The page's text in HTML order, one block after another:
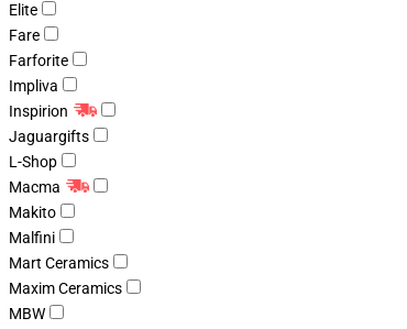
Elite
Fare
Farforite
Impliva
Inspirion
Jaguargifts
L-Shop
Macma
Makito
Malfini
Mart Ceramics
Maxim Ceramics
MBW